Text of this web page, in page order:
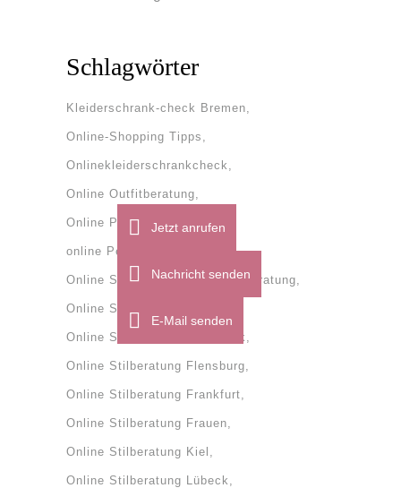
Schlagwörter
Kleiderschrank-check Bremen
Online-Shopping Tipps
Onlinekleiderschrankcheck
Online Outfitberatung
Online Personal Shopper
online Personal Shopping
Online Stilberatung onlinestilberatung
Online Stilberatung Bremen
Online Stilberatung Dänemark
Online Stilberatung Flensburg
Online Stilberatung Frankfurt
Online Stilberatung Frauen
Online Stilberatung Kiel
Online Stilberatung Lübeck
Jetzt anrufen
Nachricht senden
E-Mail senden